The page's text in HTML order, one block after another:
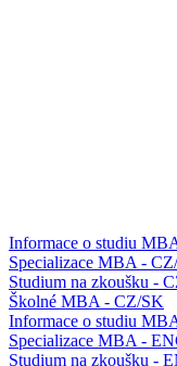
Informace o studiu
Specializace MBA -
Studium na zkoušku -
Školné MBA - CZ/SK
Informace o studiu
Specializace MBA -
Studium na zkoušku -